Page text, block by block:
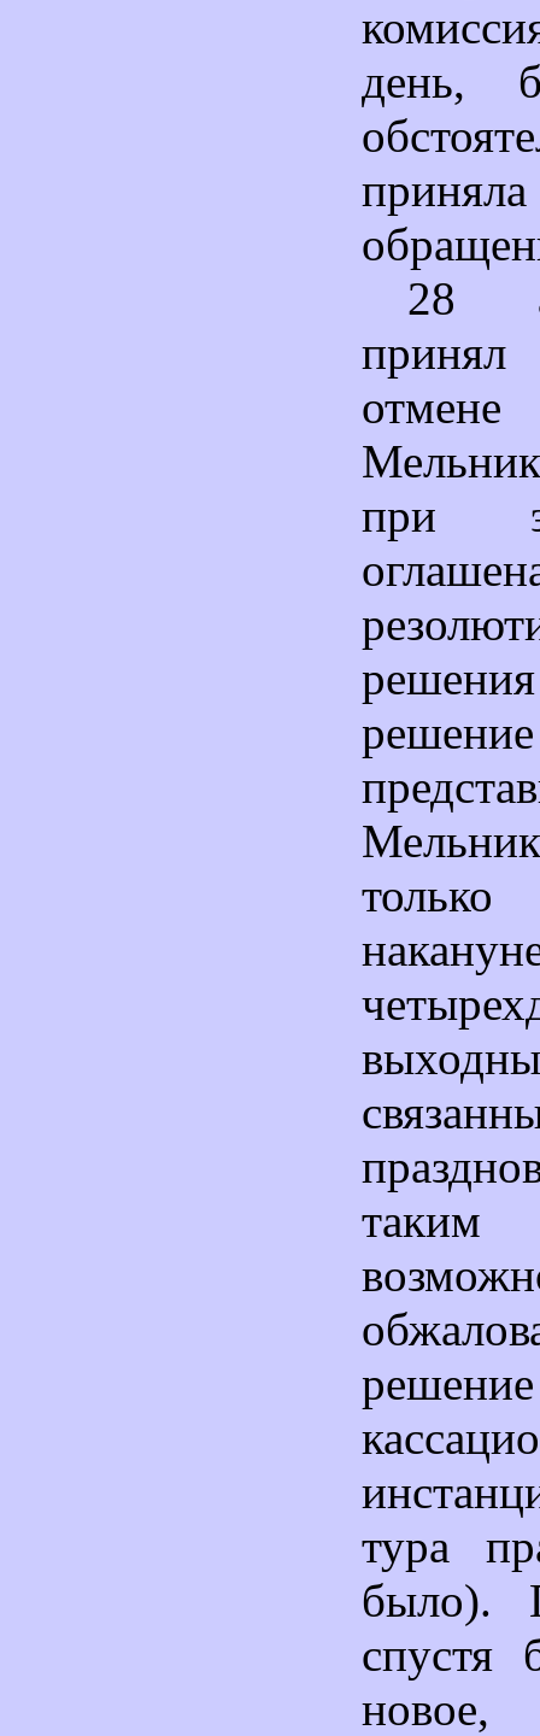
день,
28
отмене
при
решение
тура
было).
спустя
новое,